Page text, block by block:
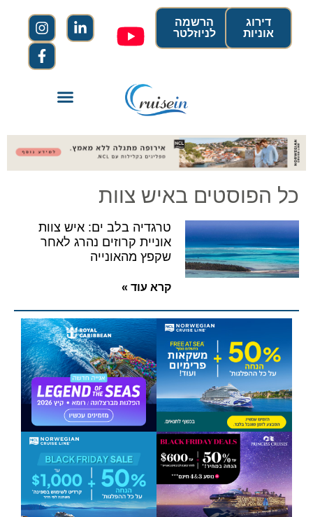
הרשמה
לניוזלטר
דירוג
אוניות
כל הפוסטים באיש צוות
טרגדיה בלב ים: איש צוות
אוניית קרוזים נהרג לאחר
שקפץ מהאונייה
קרא עוד »